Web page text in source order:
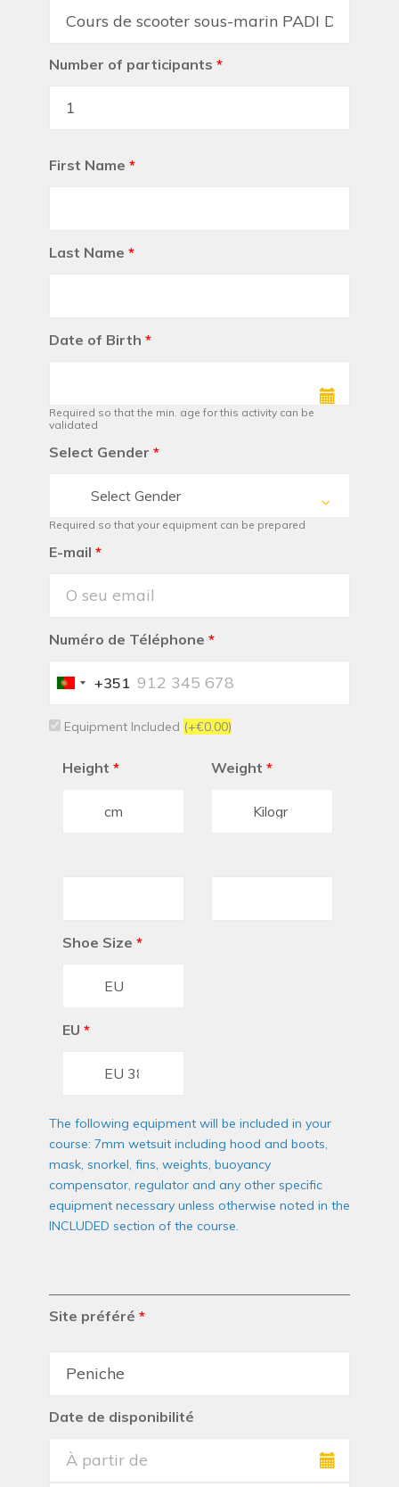
Number of participants *
First Name *
Last Name *
Date of Birth *
Required so that the min. age for this activity can be
validated
Select Gender *
Select Gender
Required so that your equipment can be prepared
E-mail *
Numéro de Téléphone *
Portugal
+351
Equipment Included (+€0.00)
Height * Weight *
Shoe Size *
EU *
The following equipment will be included in your
course: 7mm wetsuit including hood and boots,
mask, snorkel, fins, weights, buoyancy
compensator, regulator and any other specific
equipment necessary unless otherwise noted in the
INCLUDED section of the course.
Site préféré *
Date de disponibilité